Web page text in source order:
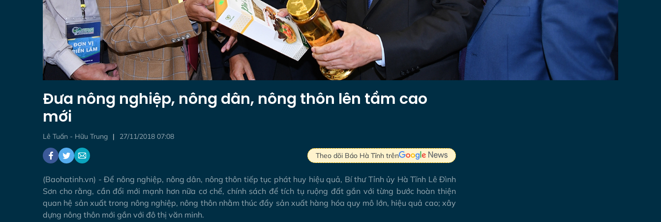
Đưa nông nghiệp, nông dân, nông thôn lên tầm cao
mới
Lê Tuấn - Hữu Trung 27/11/2018 07:08
Theo dõi Báo Hà Tĩnh trên
(Baohatinh.vn) - Để nông nghiệp, nông dân, nông thôn tiếp tục phát huy hiệu quả, Bí thư Tỉnh ủy Hà Tĩnh Lê Đình
Sơn cho rằng, cần đổi mới mạnh hơn nữa cơ chế, chính sách để tích tụ ruộng đất gắn với từng bước hoàn thiện
quan hệ sản xuất trong nông nghiệp, nông thôn nhằm thúc đẩy sản xuất hàng hóa quy mô lớn, hiệu quả cao; xây
dựng nông thôn mới gắn với đô thị văn minh.